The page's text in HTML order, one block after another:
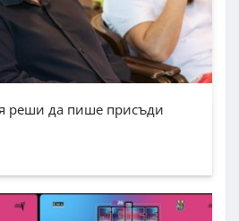
реши да пише присъди